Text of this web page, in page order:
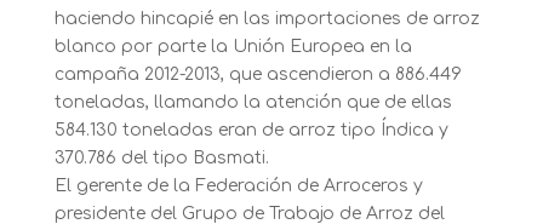
haciendo hincapié en las importaciones de arroz
blanco por parte la Unión Europea en la
campaña 2012-2013, que ascendieron a 886.449
toneladas, llamando la atención que de ellas
584.130 toneladas eran de arroz tipo Índica y
370.786 del tipo Basmati.
El gerente de la Federación de Arroceros y
presidente del Grupo de Trabajo de Arroz del